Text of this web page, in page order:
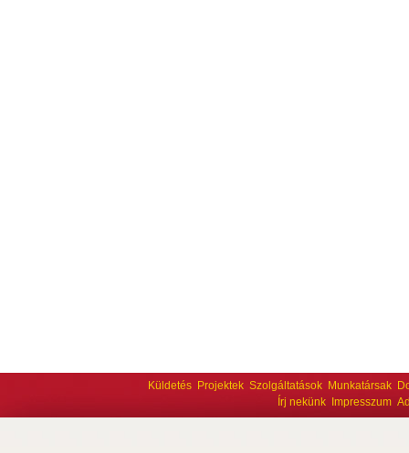
Küldetés Projektek Szolgáltatások Munkatársak
Írj nekünk
Impresszum